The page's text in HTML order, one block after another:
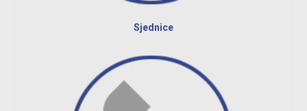
Sjednice